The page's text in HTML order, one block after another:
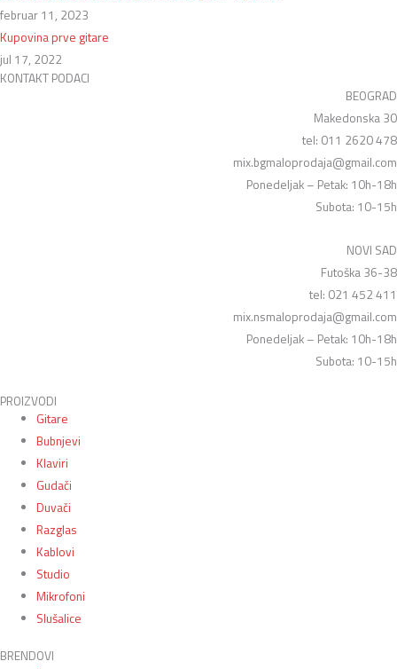
februar 11, 2023
Kupovina prve gitare
jul 17, 2022
KONTAKT PODACI
BEOGRAD
Makedonska 30
tel: 011 2620 478
mix.bgmaloprodaja@gmail.com
Ponedeljak – Petak: 10h-18h
Subota: 10-15h
NOVI SAD
Futoška 36-38
tel: 021 452 411
mix.nsmaloprodaja@gmail.com
Ponedeljak – Petak: 10h-18h
Subota: 10-15h
PROIZVODI
Gitare
Bubnjevi
Klaviri
Gudači
Duvači
Razglas
Kablovi
Studio
Mikrofoni
Slušalice
BRENDOVI